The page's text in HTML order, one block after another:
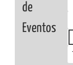
de
Eventos